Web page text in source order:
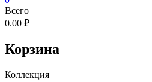
Всего
0.00 ₽
Корзина
Коллекция